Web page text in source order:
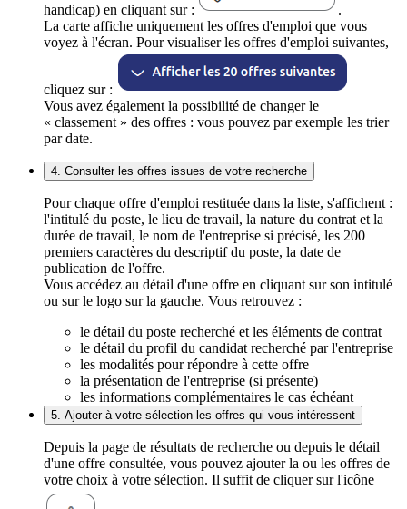
handicap) en cliquant sur :
.
La carte affiche uniquement les offres d'emploi que vous
voyez à l'écran. Pour visualiser les offres d'emploi suivantes,
cliquez sur :
Vous avez également la possibilité de changer le
« classement » des offres : vous pouvez par exemple les trier
par date.
4. Consulter les offres issues de votre recherche
Pour chaque offre d'emploi restituée dans la liste, s'affichent :
l'intitulé du poste, le lieu de travail, la nature du contrat et la
durée de travail, le nom de l'entreprise si précisé, les 200
premiers caractères du descriptif du poste, la date de
publication de l'offre.
Vous accédez au détail d'une offre en cliquant sur son intitulé
ou sur le logo sur la gauche. Vous retrouvez :
le détail du poste recherché et les éléments de contrat
le détail du profil du candidat recherché par l'entreprise
les modalités pour répondre à cette offre
la présentation de l'entreprise (si présente)
les informations complémentaires le cas échéant
5. Ajouter à votre sélection les offres qui vous intéressent
Depuis la page de résultats de recherche ou depuis le détail
d'une offre consultée, vous pouvez ajouter la ou les offres de
votre choix à votre sélection. Il suffit de cliquer sur l'icône